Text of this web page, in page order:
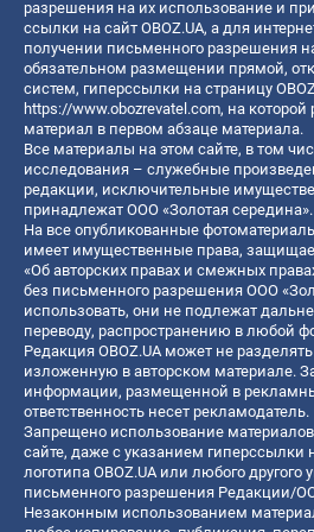
разрешения на их использование и
ссылки на сайт OBOZ.UA, а для
получении письменного разрешения
обязательном размещении прямой,
систем, гиперссылки на страницу
https://www.obozrevatel.com, на
материал в первом абзаце материала.
Все материалы на этом сайте, в том
исследования – служебные
редакции, исключительные
принадлежат ООО «Золотая середина».
На все опубликованные
имеет имущественные права,
«Об авторских правах и смежных
без письменного разрешения ООО
использовать, они не подлежат
переводу, распространению в любой
Редакция OBOZ.UA может не
изложенную в авторском материале.
информации, размещенной в
ответственность несет рекламодатель.
Запрещено использование
сайте, даже с указанием гиперссылки
логотипа OBOZ.UA или любого другого
письменного разрешения Редакции/
Незаконным использованием